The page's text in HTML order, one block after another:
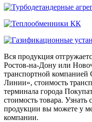
Вся продукция
Ростов-на-Дону или
транспортной
Линии», стоимость
терминала города
стоимость товара. Узнать
продукции вы можете у
компании.